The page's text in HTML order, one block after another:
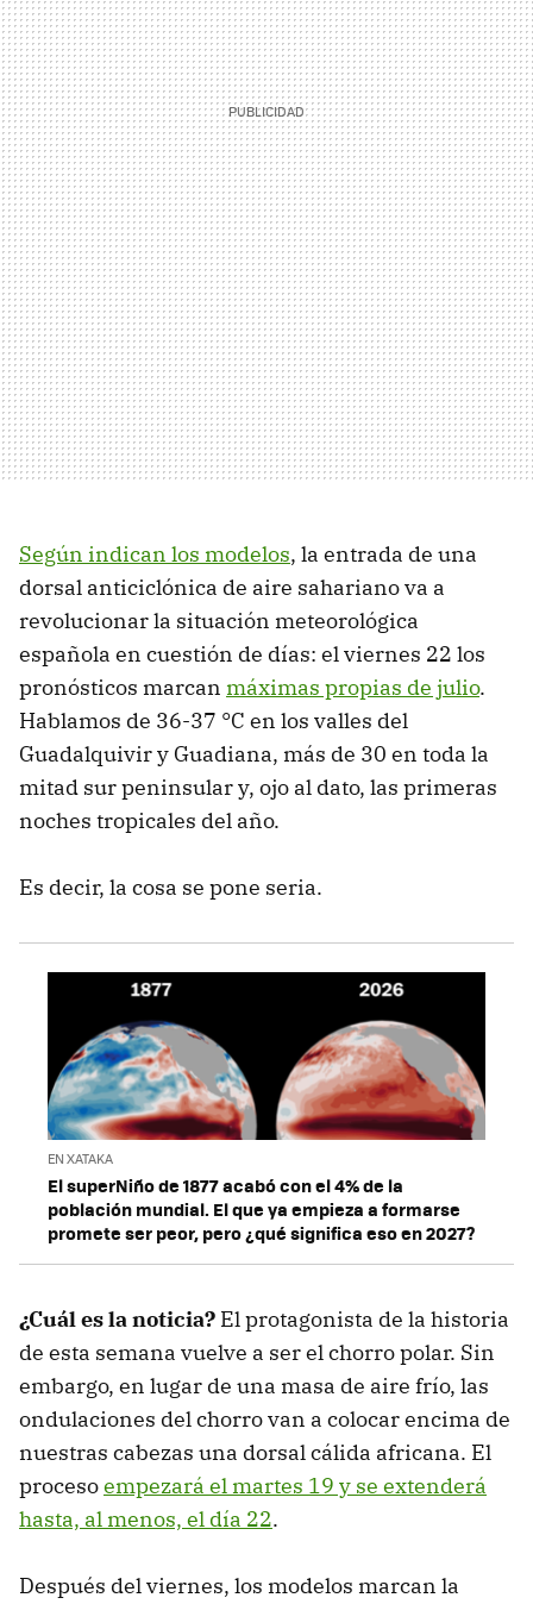
Según indican los modelos, la entrada de una
dorsal anticiclónica de aire sahariano va a
revolucionar la situación meteorológica
española en cuestión de días: el viernes 22 los
pronósticos marcan máximas propias de julio.
Hablamos de 36-37 °C en los valles del
Guadalquivir y Guadiana, más de 30 en toda la
mitad sur peninsular y, ojo al dato, las primeras
noches tropicales del año.
Es decir, la cosa se pone seria.
EN XATAKA
El superNiño de 1877 acabó con el 4% de la
población mundial. El que ya empieza a formarse
promete ser peor, pero ¿qué significa eso en 2027?
¿Cuál es la noticia? El protagonista de la historia
de esta semana vuelve a ser el chorro polar. Sin
embargo, en lugar de una masa de aire frío, las
ondulaciones del chorro van a colocar encima de
nuestras cabezas una dorsal cálida africana. El
procesoempezará el martes 19 y se extenderá
hasta, al menos, el día 22.
Después del viernes, los modelos marcan la